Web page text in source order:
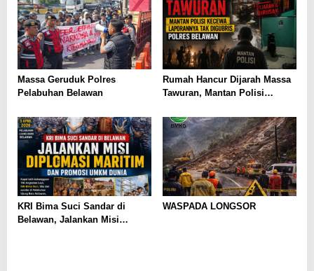
Massa Geruduk Polres
Pelabuhan Belawan
Rumah Hancur Dijarah Massa
Tawuran, Mantan Polisi
Digubris Polres Belawan
KRI Bima Suci Sandar di
Belawan, Jalankan Misi
WASPADA LONGSOR